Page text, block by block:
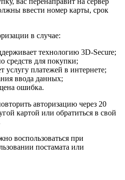
ввести номер карты, срок
в случае:
технологию 3D-Secure;
средств для покупки;
услугу платежей в интернете;
ввода данных;
ошибка.
авторизацию через 20
картой или обратиться в свой
воспользоваться при
постамата или